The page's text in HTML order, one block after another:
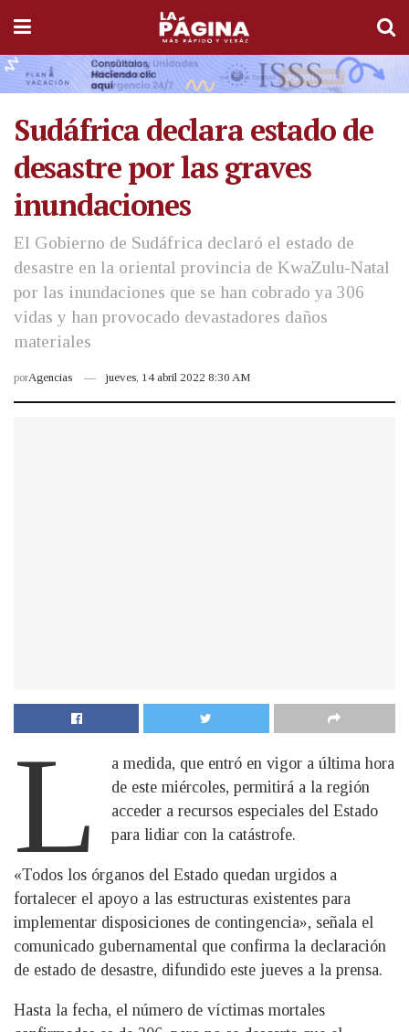
Sudáfrica declara estado de
desastre por las graves
inundaciones
El Gobierno de Sudáfrica declaró el estado de
desastre en la oriental provincia de KwaZulu-Natal
por las inundaciones que se han cobrado ya 306
vidas y han provocado devastadores daños
materiales
porAgencias jueves, 14 abril 2022 8:30 AM
L
a medida, que entró en vigor a última hora
de este miércoles, permitirá a la región
acceder a recursos especiales del Estado
para lidiar con la catástrofe.
«Todos los órganos del Estado quedan urgidos a
fortalecer el apoyo a las estructuras existentes para
implementar disposiciones de contingencia», señala el
comunicado gubernamental que confirma la declaración
de estado de desastre, difundido este jueves a la prensa.
Hasta la fecha, el número de víctimas mortales